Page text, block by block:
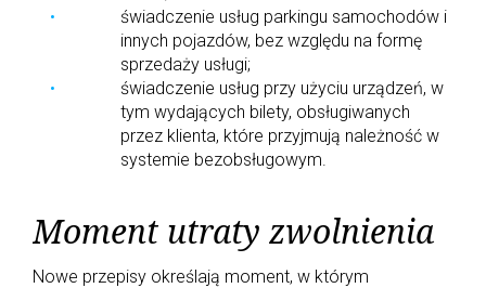
świadczenie usług parkingu samochodów i
innych pojazdów, bez względu na formę
sprzedaży usługi;
świadczenie usług przy użyciu urządzeń, w
tym wydających bilety, obsługiwanych
przez klienta, które przyjmują należność w
systemie bezobsługowym.
Moment utraty zwolnienia
Nowe przepisy określają moment, w którym